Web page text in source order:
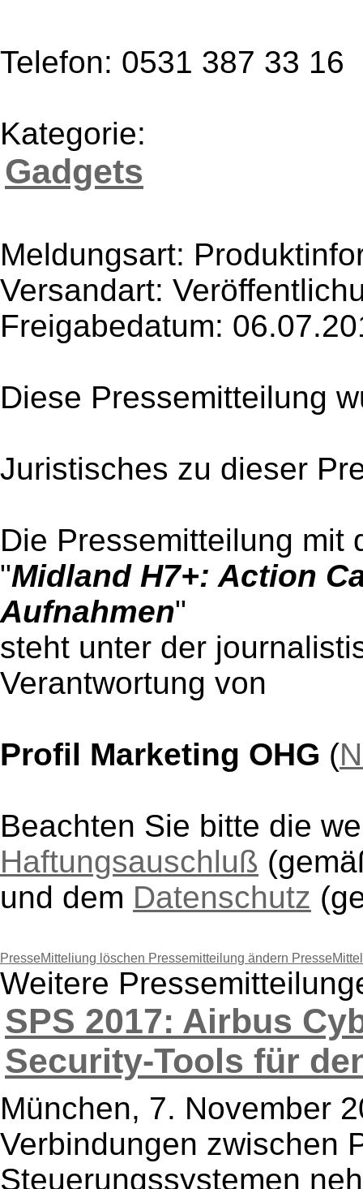
Telefon: 0531 387 33 16
Kategorie:
Gadgets
Meldungsart:
Versandart:
Freigabedatum:
Diese Pressemitteilung
Juristisches zu dieser
Die Pressemitteilung mit
"Midland H7+: Action
Aufnahmen"
steht unter der
Verantwortung von
Profil Marketing OHG (
Beachten Sie bitte die
Haftungsauschluß
und dem Datenschutz
PresseMitteliung löschen Pressemitteilung ändern
Weitere
SPS 2017: Airbus
Security-Tools für
München, 7. November
Verbindungen zwischen
Steuerungssystemen